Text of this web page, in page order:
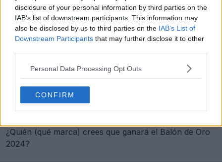
disclosure of your personal information by third parties on the
IAB’s list of downstream participants. This information may
also be disclosed by us to third parties on the IAB’s List of
Downstream Participants that may further disclose it to other
Personal Data Processing Opt Outs
CONFIRM
¿Quién (qué marca) crees que ganará el Balón de Oro
2024?